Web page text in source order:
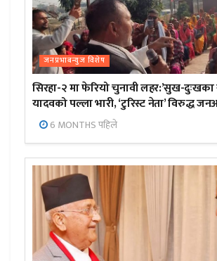
जनप्रभाबन्युज विशेष
सिरहा-२ मा फेरियो चुनावी लहर:’सुख-दुःखका
यादवको पल्ला भारी, ‘टुरिस्ट नेता’ विरुद्ध
6 MONTHS पहिले